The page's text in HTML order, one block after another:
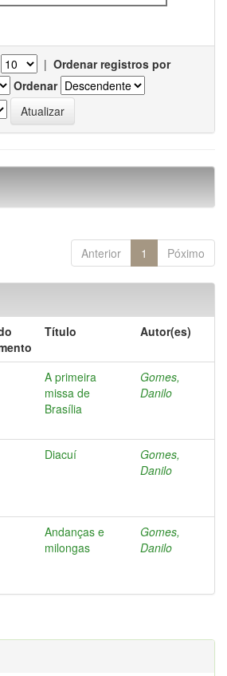
| Ordenar registros por
Ordenar
Anterior 1 Póximo
Título Autor(es)
A primeira
missa de
Brasília
Gomes,
Danilo
Diacuí
Gomes,
Danilo
Andanças e
milongas
Gomes,
Danilo